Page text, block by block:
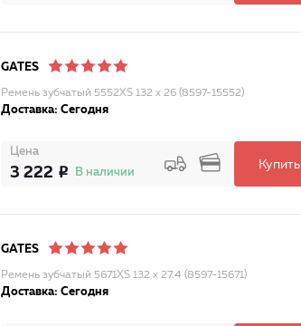
GATES
Ремень зубчатый 5552XS 132 x 26 (8597-15552)
Доставка: Сегодня
Цена
3 222 В наличии
Купить
GATES
Ремень зубчатый 5671XS 132 x 27.4 (8597-15671)
Доставка: Сегодня